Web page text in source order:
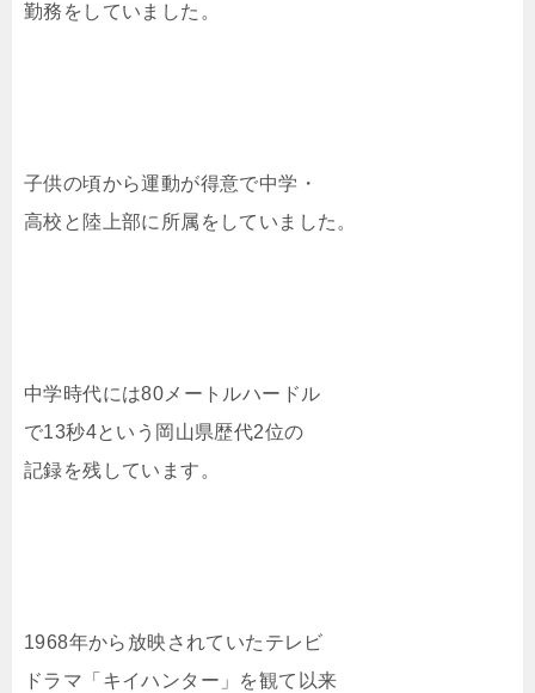
勤務をしていました。
子供の頃から運動が得意で中学・
高校と陸上部に所属をしていました。
中学時代には80メートルハードル
で13秒4という岡山県歴代2位の
記録を残しています。
1968年から放映されていたテレビ
ドラマ「キイハンター」を観て以来